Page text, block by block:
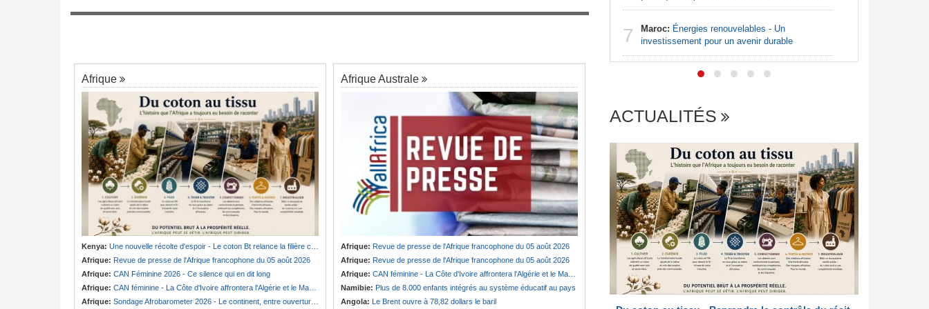
Afrique
Kenya: Une nouvelle récolte d'espoir - Le coton Bt relance la filière cotonnière à Lamu
Afrique: Revue de presse de l'Afrique francophone du 05 août 2026
Afrique: CAN Féminine 2026 - Ce silence qui en dit long
Afrique: CAN féminine - La Côte d'Ivoire affrontera l'Algérie et le Maroc fera face à l'Afrique du Sud en quarts
Afrique: Sondage Afrobarometer 2026 - Le continent, entre ouverture commerciale et défiance migratoire
Afrique Australe
Afrique: Revue de presse de l'Afrique francophone du 05 août 2026
Afrique: Revue de presse de l'Afrique francophone du 05 août 2026
Afrique: CAN féminine - La Côte d'Ivoire affrontera l'Algérie et le Maroc fera face à l'Afrique du Sud en quarts
Namibie: Plus de 8.000 enfants intégrés au système éducatif au pays
Angola: Le Brent ouvre à 78,82 dollars le baril
Congo-Kinshasa:Où en est le projet
7
se tribalise
7 Maroc: Énergies renouvelables - Un
investissement pour un avenir durable
ACTUALITÉS